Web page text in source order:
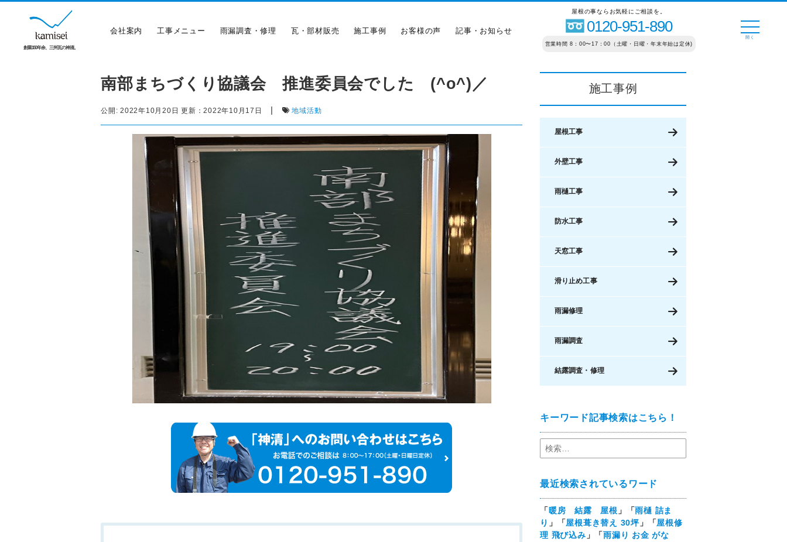
創業150年余、三州瓦の神清。
会社案内 工事メニュー 雨漏調査・修理 瓦・部材販売 施工事例 お客様の声 記事・お知らせ
屋根の事ならお気軽にご相談を。
0120-951-890
営業時間 8：00〜17：00（土曜・日曜・年末年始は定休)
南部まちづくり協議会 推進委員会でした (^o^)／
公開: 2022年10月20日 更新：2022年10月17日 | 地域活動
施工事例
屋根工事
外壁工事
雨樋工事
防水工事
天窓工事
滑り止め工事
雨漏修理
雨漏調査
結露調査・修理
キーワード記事検索はこちら！
最近検索されているワード
「暖房 結露 屋根 」「雨樋 詰ま
り 」「屋根葺き替え 30坪」「屋根修
理 飛び込み 」「雨漏り お金 がな